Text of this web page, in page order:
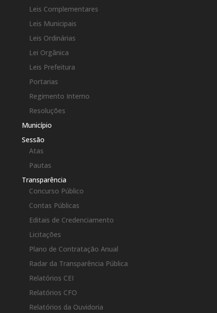
Leis Complementares
Leis Municipais
Leis Ordinárias
Lei Orgânica
Leis Prefeitura
Portarias
Regimento Interno
Resoluções
Município
Sessão
Atas
Pautas
Transparência
Concurso Público
Contas Públicas
Editais de Credenciamento
Licitações
Plano de Contratação Anual
Radar da Transparência Pública
Relatórios CEI
Relatórios CFO
Relatórios da Ouvidoria